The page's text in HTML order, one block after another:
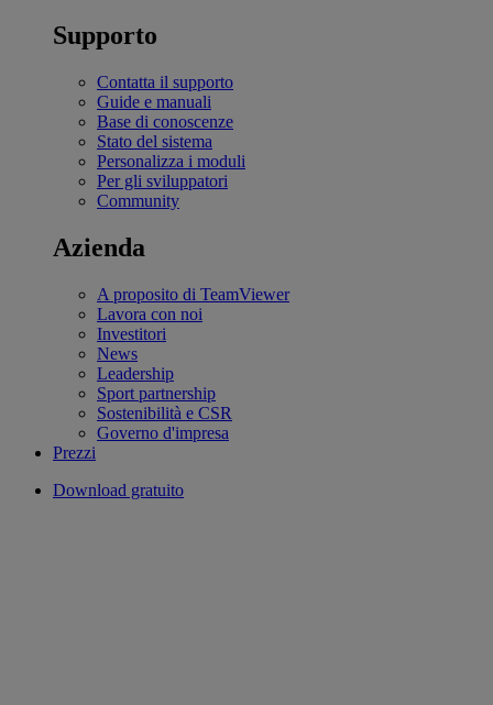
Supporto
Contatta il supporto
Guide e manuali
Base di conoscenze
Stato del sistema
Personalizza i moduli
Per gli sviluppatori
Community
Azienda
A proposito di TeamViewer
Lavora con noi
Investitori
News
Leadership
Sport partnership
Sostenibilità e CSR
Governo d'impresa
Prezzi
Download gratuito